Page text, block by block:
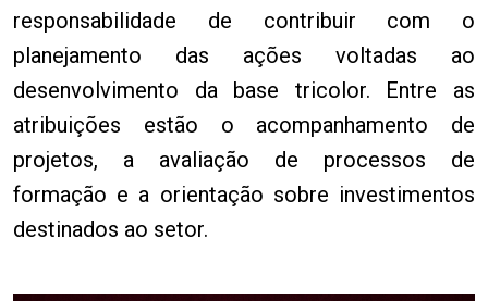
responsabilidade de contribuir com o
planejamento das ações voltadas ao
desenvolvimento da base tricolor. Entre as
atribuições estão o acompanhamento de
projetos, a avaliação de processos de
formação e a orientação sobre investimentos
destinados ao setor.